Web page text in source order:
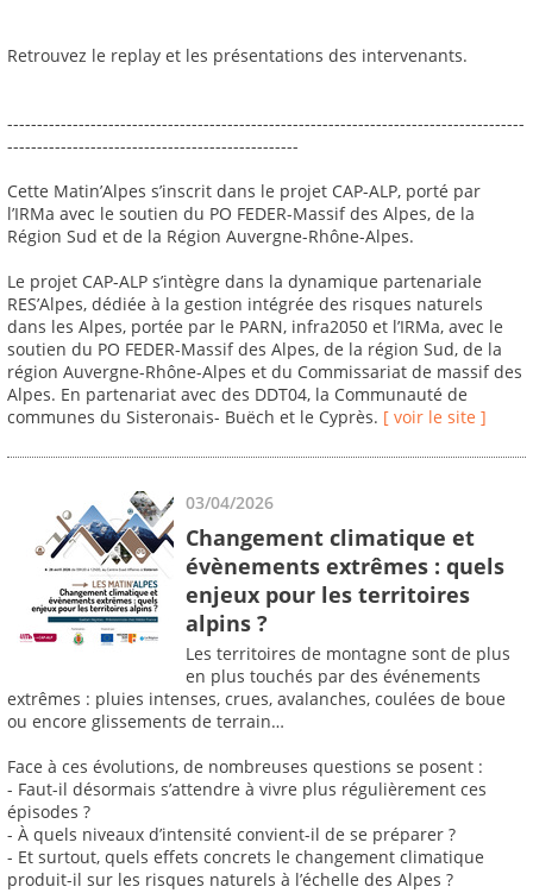
Retrouvez le replay et les présentations des intervenants.
---------------------------------------------------------------------------------------
-------------------------------------------------
Cette Matin’Alpes s’inscrit dans le projet CAP-ALP, porté par
l’IRMa avec le soutien du PO FEDER-Massif des Alpes, de la
Région Sud et de la Région Auvergne-Rhône-Alpes.
Le projet CAP-ALP s’intègre dans la dynamique partenariale
RES’Alpes, dédiée à la gestion intégrée des risques naturels
dans les Alpes, portée par le PARN, infra2050 et l’IRMa, avec le
soutien du PO FEDER-Massif des Alpes, de la région Sud, de la
région Auvergne-Rhône-Alpes et du Commissariat de massif des
Alpes. En partenariat avec des DDT04, la Communauté de
communes du Sisteronais- Buëch et le Cyprès. [ voir le site ]
03/04/2026
Changement climatique et
évènements extrêmes : quels
enjeux pour les territoires
alpins ?
Les territoires de montagne sont de plus
en plus touchés par des événements
extrêmes : pluies intenses, crues, avalanches, coulées de boue
ou encore glissements de terrain…
Face à ces évolutions, de nombreuses questions se posent :
- Faut-il désormais s’attendre à vivre plus régulièrement ces
épisodes ?
- À quels niveaux d’intensité convient-il de se préparer ?
- Et surtout, quels effets concrets le changement climatique
produit-il sur les risques naturels à l’échelle des Alpes ?